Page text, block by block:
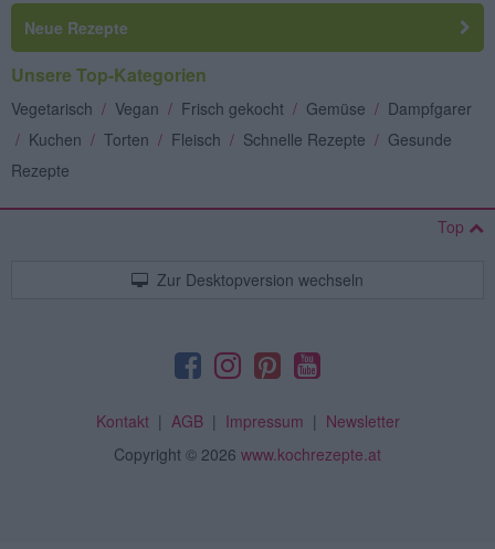
Neue Rezepte
Unsere Top-Kategorien
Vegetarisch / Vegan / Frisch gekocht / Gemüse / Dampfgarer
/ Kuchen / Torten / Fleisch / Schnelle Rezepte / Gesunde
Rezepte
Top
Zur Desktopversion wechseln
Kontakt| AGB| Impressum | Newsletter
Copyright © 2026 www.kochrezepte.at